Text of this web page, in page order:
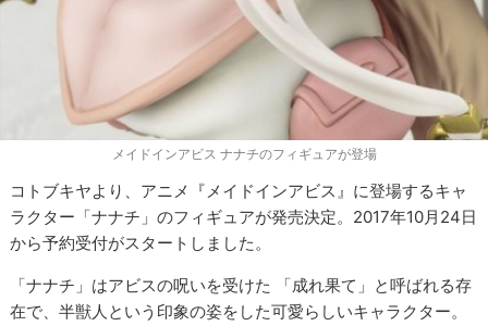
メイドインアビス ナナチのフィギュアが登場
コトブキヤより、アニメ『メイドインアビス』に登場するキャ
ラクター「ナナチ」のフィギュアが発売決定。2017年10月24日
から予約受付がスタートしました。
「ナナチ」はアビスの呪いを受けた 「成れ果て」と呼ばれる存
在で、半獣人という印象の姿をした可愛らしいキャラクター。